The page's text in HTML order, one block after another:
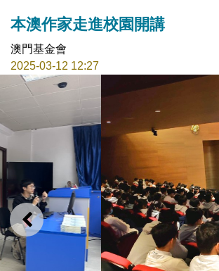
本澳作家走進校園開講
澳門基金會
2025-03-12 12:27
上一則